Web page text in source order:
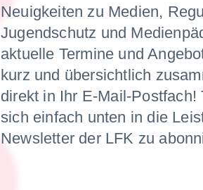
Neuigkeiten zu Medien,
Jugendschutz und
aktuelle Termine und
kurz und übersichtlich
direkt in Ihr E-Mail-Postfach!
sich einfach unten in die
Newsletter der LFK zu